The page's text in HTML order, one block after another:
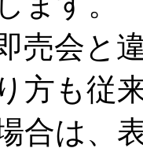
売会と
方も従
合は、